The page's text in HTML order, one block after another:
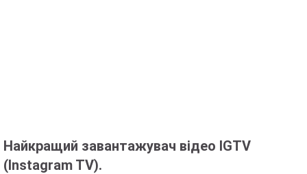
Найкращий завантажувач відео IGTV
(Instagram TV).